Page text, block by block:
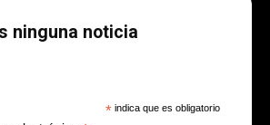
ninguna noticia
* indica que es obligatorio